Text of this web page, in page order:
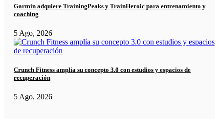
Garmin adquiere TrainingPeaks y TrainHeroic para entrenamiento y
coaching
5 Ago, 2026
Crunch Fitness amplía su concepto 3.0 con estudios y espacios de
recuperación
5 Ago, 2026